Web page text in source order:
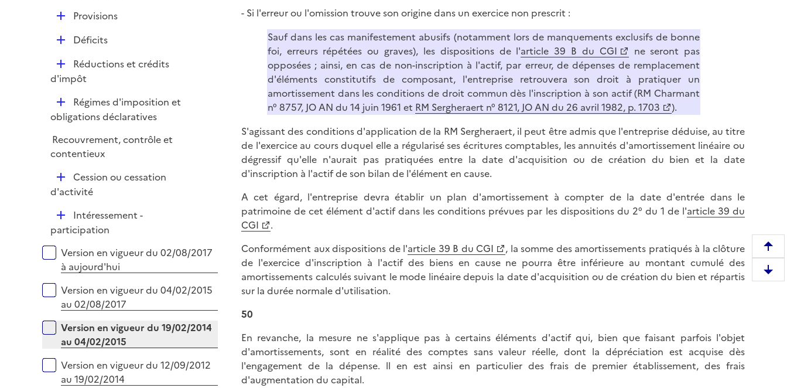
l
i
e
r
D
e
Provisions
D
l
r
Déficits
D
é
i
r
Réductions et crédits
d'impôt
D
é
l
i
Régimes d'imposition et
obligations déclaratives
Recouvrement, contrôle et
contentieux
D
é
i
e
r
Cession ou cessation
d'activité
D
é
l
i
e
Intéressement -
participation
Versions sur la période
Version en vigueur du 02/08/2017
à aujourd'hui
Version en vigueur du 04/02/2015
au 02/08/2017
Version en vigueur du 19/02/2014
au 04/02/2015
Version en vigueur du 12/09/2012
au 19/02/2014
- Si l'erreur ou l'omission trouve son origine dans un exercice non prescrit :
Sauf dans les cas manifestement abusifs (notamment lors de manquements exclusifs de bonne
foi, erreurs répétées ou graves), les dispositions de l'article 39 B du CGI
ne seront pas
opposées ; ainsi, en cas de non-inscription à l'actif, par erreur, de dépenses de remplacement
d'éléments constitutifs de composant, l'entreprise retrouvera son droit à pratiquer un
amortissement dans les conditions de droit commun dès l'inscription à son actif (RM Charmant
n° 8757, JO AN du 14 juin 1961 et RM Sergheraert n° 8121, JO AN du 26 avril 1982, p. 1703
).
S'agissant des conditions d'application de la RM Sergheraert, il peut être admis que l'entreprise déduise, au titre
de l'exercice au cours duquel elle a régularisé ses écritures comptables, les annuités d'amortissement linéaire ou
dégressif qu'elle n'aurait pas pratiquées entre la date d'acquisition ou de création du bien et la date
d'inscription à l'actif de son bilan de l'élément en cause.
A cet égard, l'entreprise devra établir un plan d'amortissement à compter de la date d'entrée dans le
patrimoine de cet élément d'actif dans les conditions prévues par les dispositions du 2° du 1 de l'article 39 du
CGI
.
Conformément aux dispositions de l'article 39 B du CGI
, la somme des amortissements pratiqués à la clôture
de l'exercice d'inscription à l'actif des biens en cause ne pourra être inférieure au montant cumulé des
amortissements calculés suivant le mode linéaire depuis la date d'acquisition ou de création du bien et répartis
sur la durée normale d'utilisation.
50
En revanche, la mesure ne s'applique pas à certains éléments d'actif qui, bien que faisant parfois l'objet
d'amortissements, sont en réalité des comptes sans valeur réelle, dont la dépréciation est acquise dès
l'engagement de la dépense. ll en est ainsi en particulier des frais de premier établissement, des frais
d'augmentation du capital.
e
m
D